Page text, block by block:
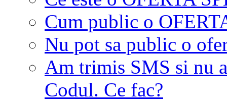
Cum public o
Nu pot sa public o
Am trimis SMS si nu
Codul. Ce fac?